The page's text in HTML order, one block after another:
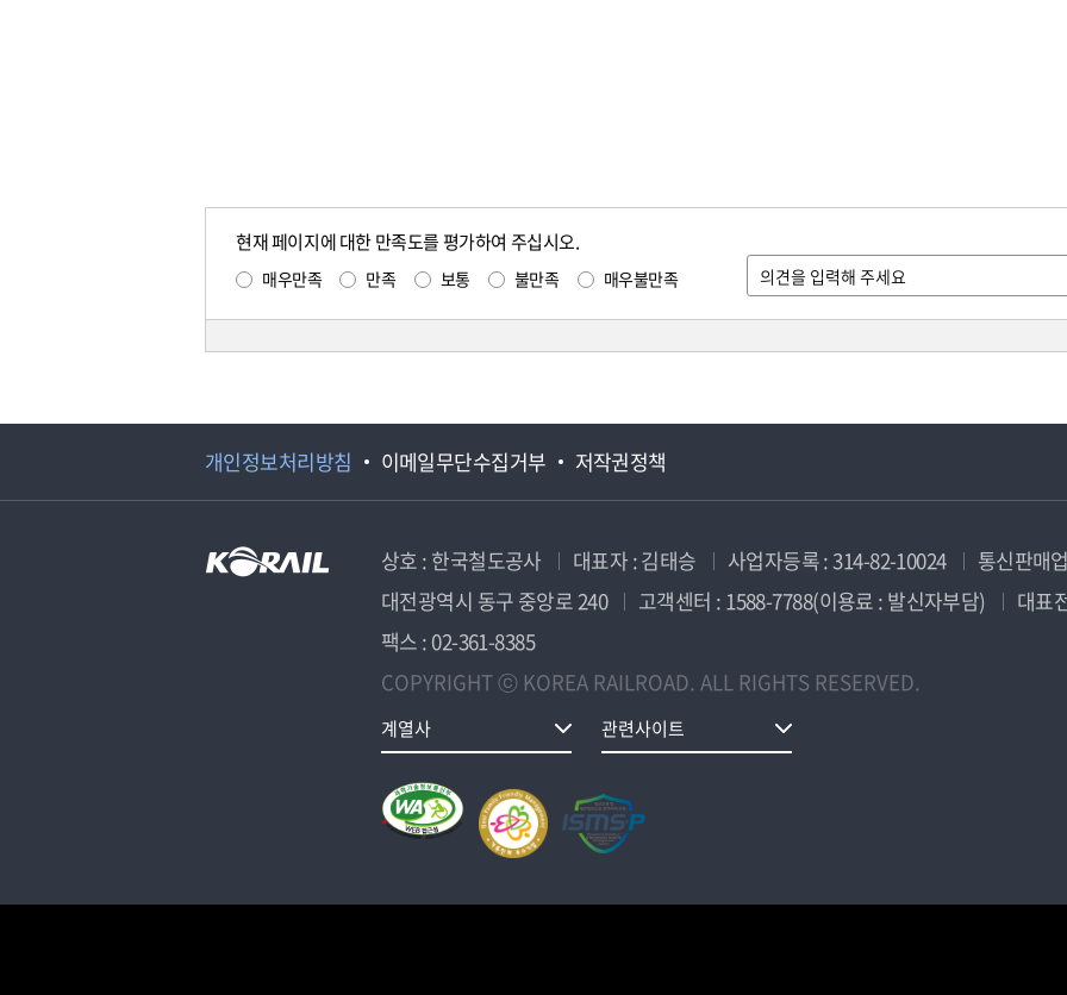
현재 페이지에 대한 만족도를 평가하여 주십시오.
매우만족 만족 보통 불만족 매우불만족
개인정보처리방침 이메일무단수집거부 저작권정책
상호 : 한국철도공사 대표자 : 김태승 사업자등록 : 314-82-10024
통신판매
대전광역시 동구 중앙로 240
고객센터 : 1588-7788(이용료 : 발신자부담)
대표
팩스 : 02-361-8385
COPYRIGHT ⓒ KOREA RAILROAD. ALL RIGHTS RESERVED.
계열사 관련사이트